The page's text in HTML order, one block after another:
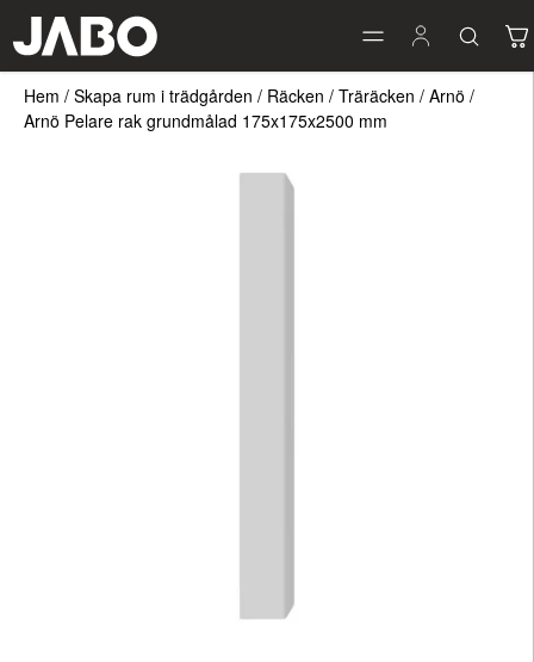
Hem / Skapa rum i trädgården / Räcken / Träräcken / Arnö /
Arnö Pelare rak grundmålad 175x175x2500 mm